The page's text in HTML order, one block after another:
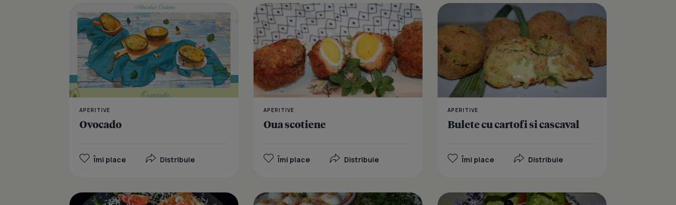
APERITIVE
Ovocado
Îmi place Distribuie
Ovocado
APERITIVE
Oua scotiene
Îmi place Distribuie
Oua scotiene
APERITIVE
Bulete cu cartofi si cascaval
Îmi place Distribuie
Omleta cu branza de oaie si ceapa verde Oua umplute